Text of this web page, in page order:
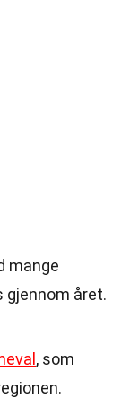
mange
gjennom året.
, som